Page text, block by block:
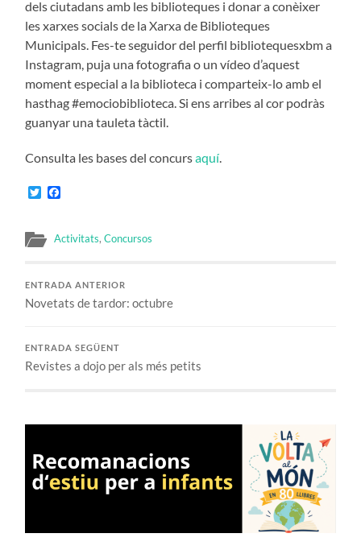
dels ciutadans amb les biblioteques i donar a conèixer
les xarxes socials de la Xarxa de Biblioteques
Municipals. Fes-te seguidor del perfil bibliotequesxbm a
Instagram, puja una fotografia o un vídeo d’aquest
moment especial a la biblioteca i comparteix-lo amb el
hasthag #emociobiblioteca. Si ens arribes al cor podràs
guanyar una tauleta tàctil.
Consulta les bases del concursaquí
Twitter
Activitats,Concursos
ENTRADA ANTERIOR
Novetats de tardor: octubre
ENTRADA SEGÜENT
Revistes a dojo per als més petits